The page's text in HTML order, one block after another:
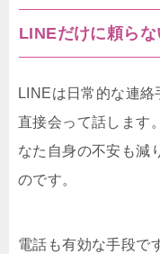
LINEだけに頼ら
LINEは日常的な連
直接会って話します
なた自身の不安も減
のです。
電話も有効な手段で